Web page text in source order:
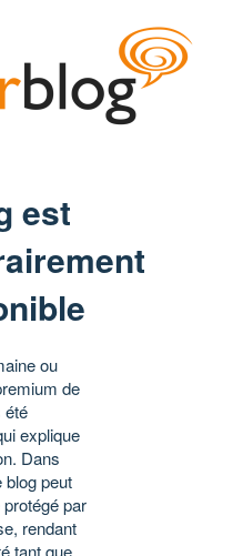
est
ou
de
été
explique
Dans
blog peut
par
rendant
tant que